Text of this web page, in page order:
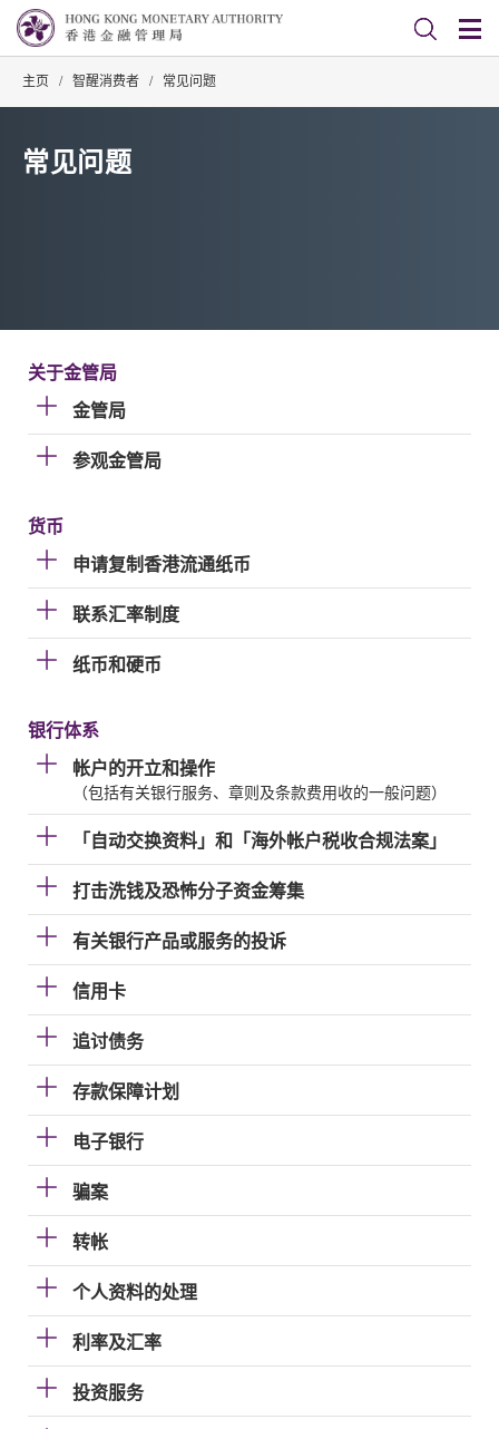
主页 / 智醒消费者 / 常见问题
常见问题
关于金管局
金管局
参观金管局
货币
申请复制香港流通纸币
联系汇率制度
纸币和硬币
银行体系
帐户的开立和操作
（包括有关银行服务、章则及条款费用收的一般问题）
「自动交换资料」和「海外帐户税收合规法案」
打击洗钱及恐怖分子资金筹集
有关银行产品或服务的投诉
信用卡
追讨债务
存款保障计划
电子银行
骗案
转帐
个人资料的处理
利率及汇率
投资服务